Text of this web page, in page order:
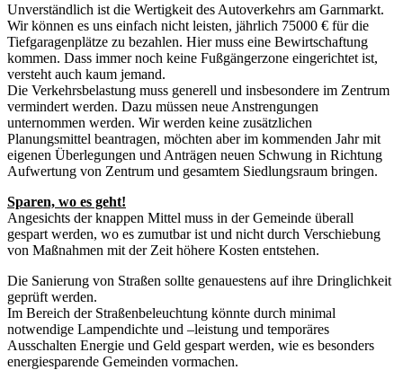
Unverständlich ist die Wertigkeit des Autoverkehrs am Garnmarkt.
Wir können es uns einfach nicht leisten, jährlich 75000 € für die
Tiefgaragenplätze zu bezahlen. Hier muss eine Bewirtschaftung
kommen. Dass immer noch keine Fußgängerzone eingerichtet ist,
versteht auch kaum jemand.
Die Verkehrsbelastung muss generell und insbesondere im Zentrum
vermindert werden. Dazu müssen neue Anstrengungen
unternommen werden. Wir werden keine zusätzlichen
Planungsmittel beantragen, möchten aber im kommenden Jahr mit
eigenen Überlegungen und Anträgen neuen Schwung in Richtung
Aufwertung von Zentrum und gesamtem Siedlungsraum bringen.
Sparen, wo es geht!
Angesichts der knappen Mittel muss in der Gemeinde überall
gespart werden, wo es zumutbar ist und nicht durch Verschiebung
von Maßnahmen mit der Zeit höhere Kosten entstehen.
Die Sanierung von Straßen sollte genauestens auf ihre Dringlichkeit
geprüft werden.
Im Bereich der Straßenbeleuchtung könnte durch minimal
notwendige Lampendichte und –leistung und temporäres
Ausschalten Energie und Geld gespart werden, wie es besonders
energiesparende Gemeinden vormachen.